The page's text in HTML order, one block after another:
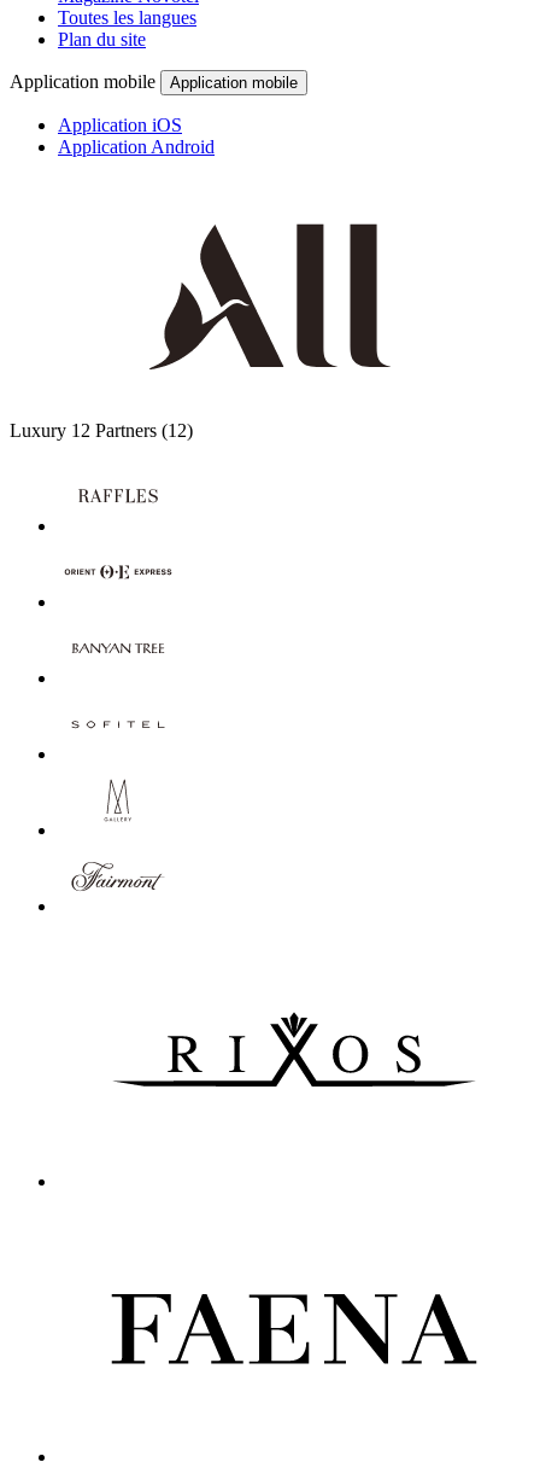
Toutes les langues
Plan du site
Application mobile Application mobile
Application iOS
Application Android
Luxury 12 Partners (12)